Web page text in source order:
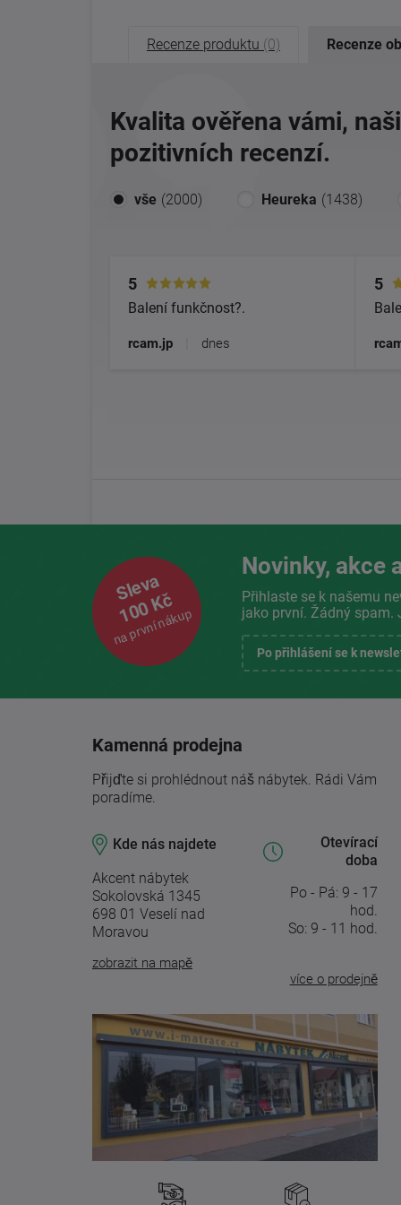
Recenze produktu (0) Recenze
Kvalita ověřena vámi,
pozitivních recenzí.
vše (2000) Heureka (1438)
5
Balení funkčnost?.
rcam.jp dnes
5
Sleva
100 Kč
na první nákup
Novinky, akce
Přihlaste se k našemu
jako první. Žádný spam.
Po přihlášení se k
Kamenná prodejna
Přijďte si prohlédnout náš nábytek. Rádi Vám
poradíme.
Kde nás najdete
Akcent nábytek
Sokolovská 1345
698 01 Veselí nad
Moravou
zobrazit na mapě
Otevírací
doba
Po - Pá: 9 - 17
hod.
So: 9 - 11 hod.
více o prodejně